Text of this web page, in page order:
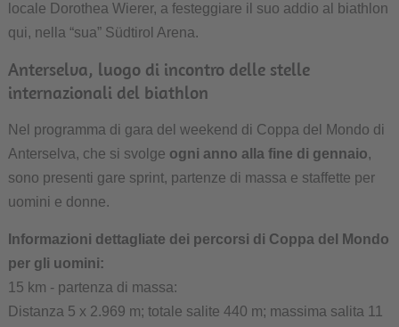
locale Dorothea Wierer, a festeggiare il suo addio al biathlon
qui, nella “sua” Südtirol Arena.
Anterselva, luogo di incontro delle stelle
internazionali del biathlon
Nel programma di gara del weekend di Coppa del Mondo di
Anterselva, che si svolge ogni anno alla fine di gennaio,
sono presenti gare sprint, partenze di massa e staffette per
uomini e donne.
Informazioni dettagliate dei percorsi di Coppa del Mondo
per gli uomini:
15 km - partenza di massa:
Distanza 5 x 2.969 m; totale salite 440 m; massima salita 11